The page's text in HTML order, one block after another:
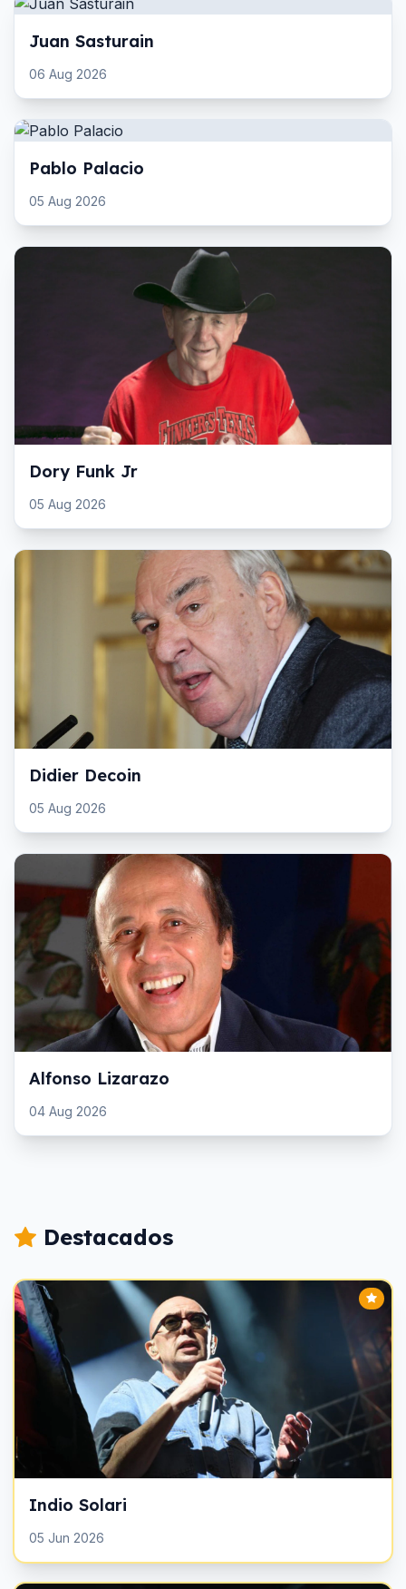
Juan Sasturain
06 Aug 2026
Pablo Palacio
05 Aug 2026
Dory Funk Jr
05 Aug 2026
Didier Decoin
05 Aug 2026
Alfonso Lizarazo
04 Aug 2026
Destacados
Indio Solari
05 Jun 2026